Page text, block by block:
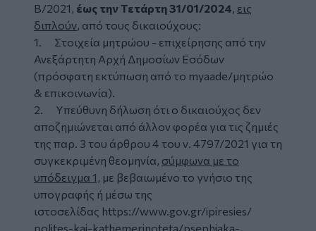
Β/2021, έως την Τετάρτη 31/01/2024, εις
διπλούν, από τους δικαιούχους:
1. Στοιχεία μητρώου - επιχείρησης από την
Ανεξάρτητη Αρχή Δημοσίων Εσόδων
(πρόσφατη εκτύπωση από το myaade/μητρώο
& επικοινωνία).
2. Υπεύθυνη δήλωση ότι ο δικαιούχος δεν
αποζημιώνεται από άλλον φορέα για τις ζημιές
της παρ. 3 του άρθρου 4 του ν. 4797/2021 για τη
συγκεκριμένη θεομηνία, σύμφωνα με το
υπόδειγμα 1, με βεβαιωμένο το γνήσιο της
υπογραφής ή μέσω της
ιστοσελίδας https://www.gov.gr/ipiresies/
polites-kai-kathemerinoteta/psephiaka-